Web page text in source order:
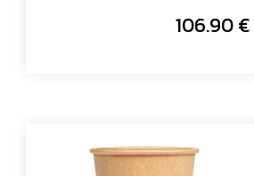
106.90€